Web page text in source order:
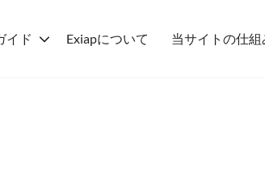
イド Exiapについて 当サイトの仕組